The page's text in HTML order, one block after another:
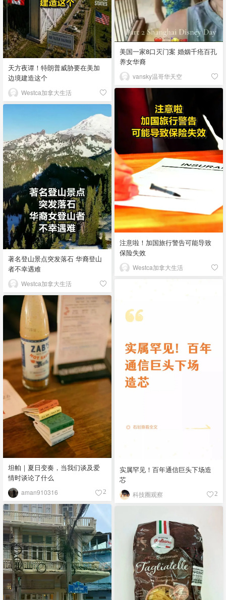
美国一家8口灭门案 婚姻千疮百孔
养女华裔
vansky温哥华天空
天方夜谭！特朗普威胁要在美加
边境建造这个
Westca加拿大生活
注意啦！加国旅行警告可能导致
保险失效
Westca加拿大生活
著名登山景点突发落石 华裔登山
者不幸遇难
Westca加拿大生活
实属罕见！百年通信巨头下场造
芯
科技圈观察 2
坦帕｜夏日变奏，当我们谈及爱
情时谈论了什么
aman910316 2